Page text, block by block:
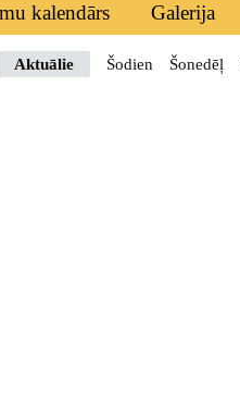
kalendārs Galerija
Aktuālie Šodien Šonedēļ